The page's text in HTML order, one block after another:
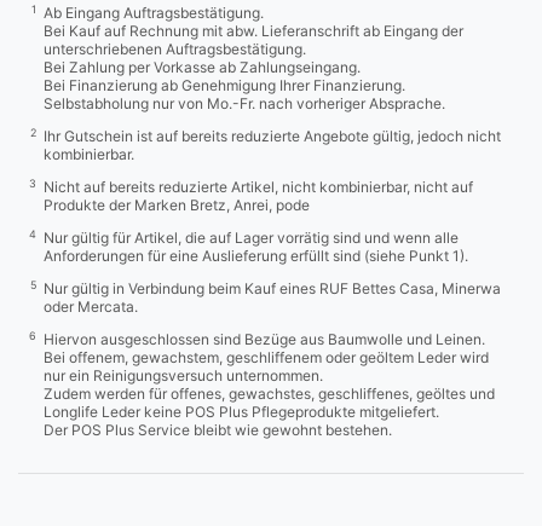
1
Ab Eingang Auftragsbestätigung.
Bei Kauf auf Rechnung mit abw. Lieferanschrift ab Eingang der
unterschriebenen Auftragsbestätigung.
Bei Zahlung per Vorkasse ab Zahlungseingang.
Bei Finanzierung ab Genehmigung Ihrer Finanzierung.
Selbstabholung nur von Mo.-Fr. nach vorheriger Absprache.
2
Ihr Gutschein ist auf bereits reduzierte Angebote gültig, jedoch nicht
kombinierbar.
3
Nicht auf bereits reduzierte Artikel, nicht kombinierbar, nicht auf
Produkte der Marken Bretz, Anrei, pode
4
Nur gültig für Artikel, die auf Lager vorrätig sind und wenn alle
Anforderungen für eine Auslieferung erfüllt sind (siehe Punkt 1).
5
Nur gültig in Verbindung beim Kauf eines RUF Bettes Casa, Minerwa
oder Mercata.
6
Hiervon ausgeschlossen sind Bezüge aus Baumwolle und Leinen.
Bei offenem, gewachstem, geschliffenem oder geöltem Leder wird
nur ein Reinigungsversuch unternommen.
Zudem werden für offenes, gewachstes, geschliffenes, geöltes und
Longlife Leder keine POS Plus Pflegeprodukte mitgeliefert.
Der POS Plus Service bleibt wie gewohnt bestehen.